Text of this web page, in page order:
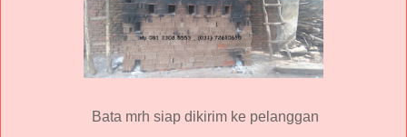
Bata mrh siap dikirim ke pelanggan